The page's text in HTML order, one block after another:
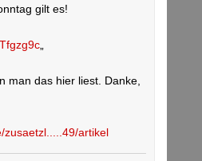
gilt es!
man das hier liest. Danke,
zusaetzl.....49/artikel